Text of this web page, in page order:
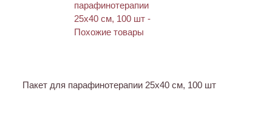
Пакет для парафинотерапии 25х40 см, 100 шт